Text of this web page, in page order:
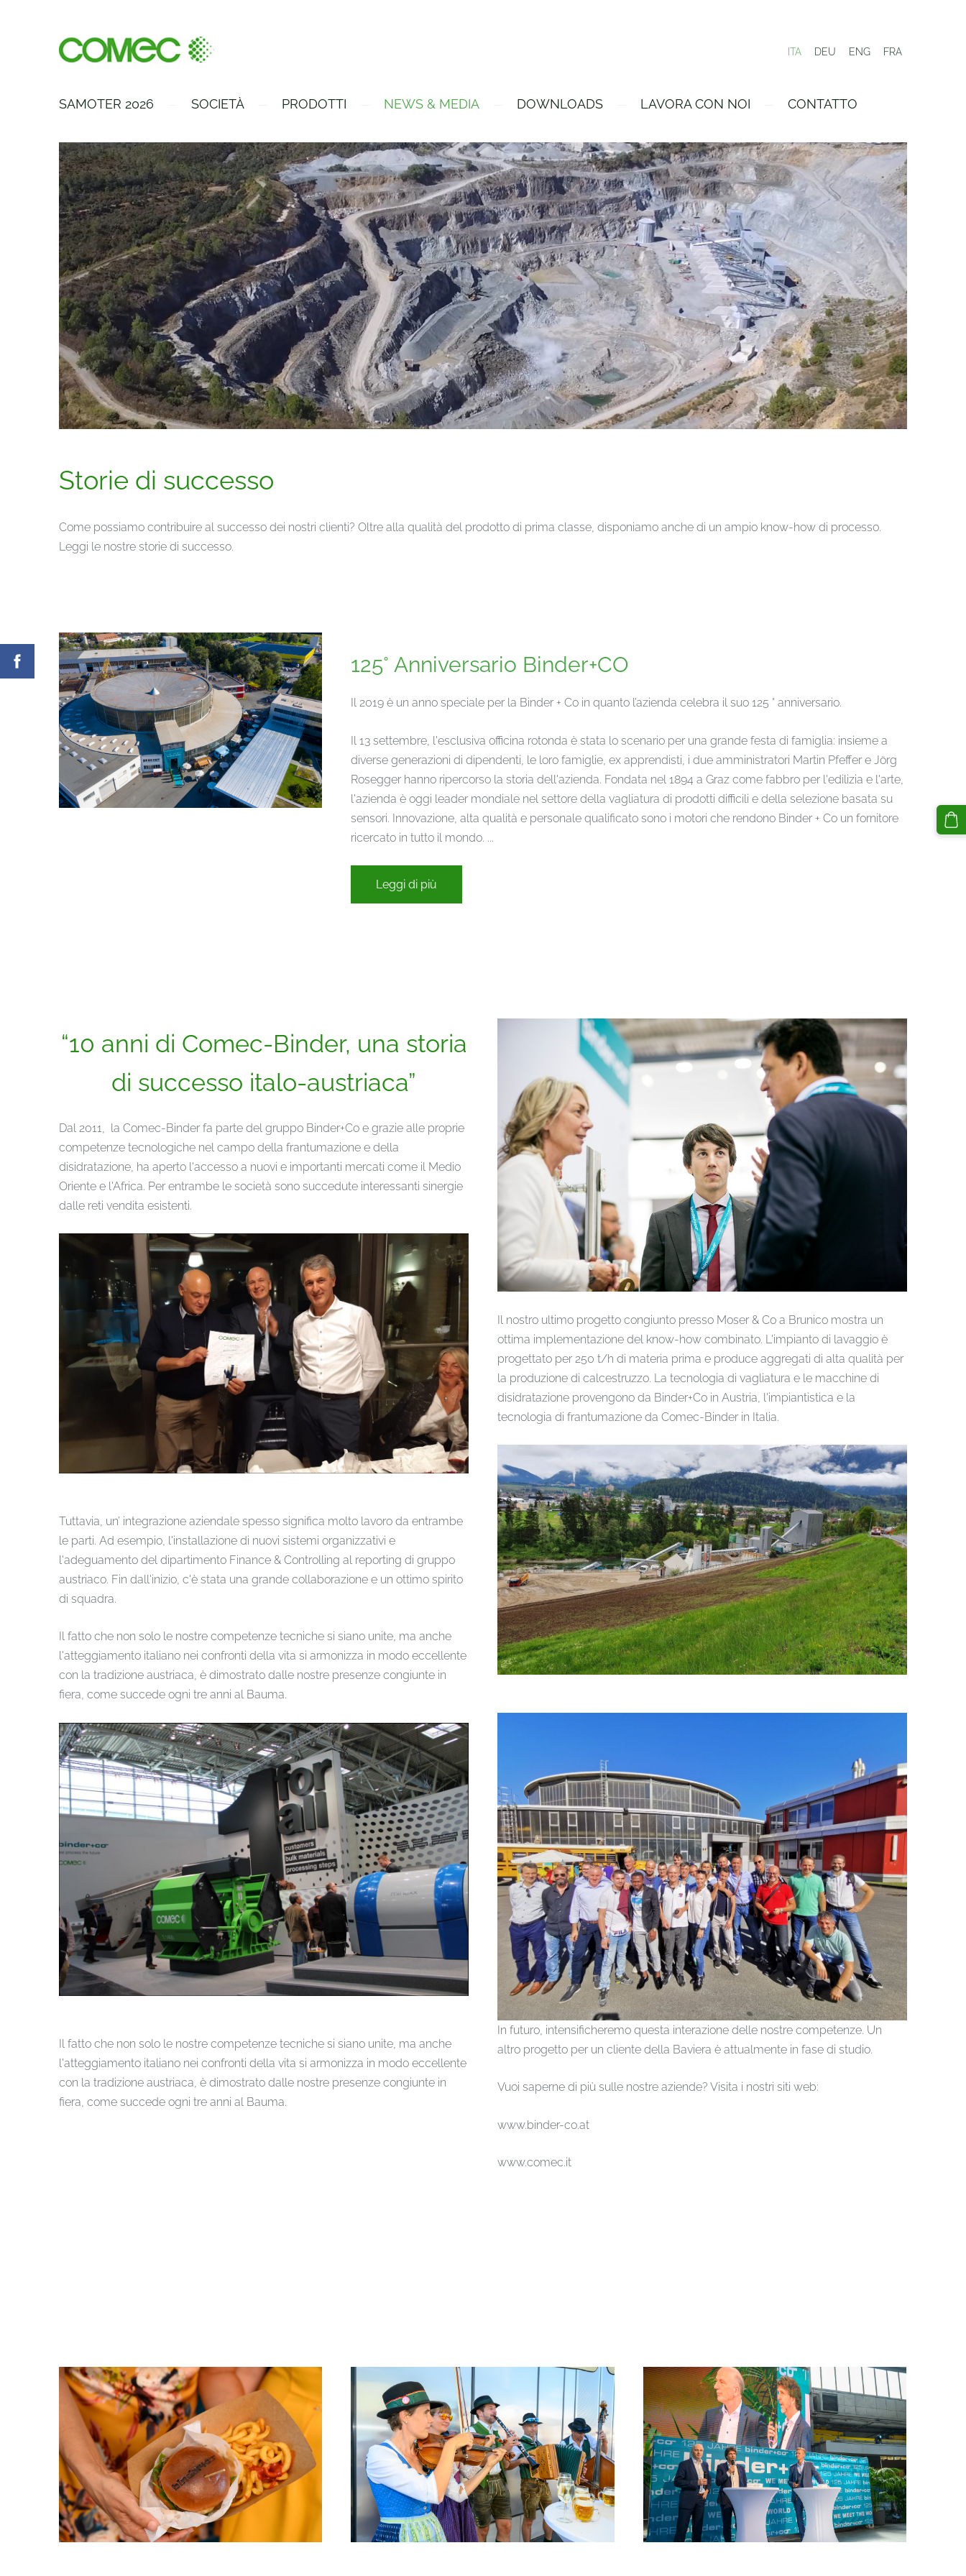
SAMOTER 2026 SOCIETÀ PRODOTTI NEWS & MEDIA DOWNLOADS LAVORA CON NOI CONTATTO
ITA DEU ENG FRA
Storie di successo
Come possiamo contribuire al successo dei nostri clienti? Oltre alla qualità del prodotto di prima classe, disponiamo anche di un ampio know-how di processo.
Leggi le nostre storie di successo.
125° Anniversario Binder+CO
Il 2019 è un anno speciale per la Binder + Co in quanto l’azienda celebra il suo 125 ° anniversario.
Il 13 settembre, l'esclusiva officina rotonda è stata lo scenario per una grande festa di famiglia: insieme a
diverse generazioni di dipendenti, le loro famiglie, ex apprendisti, i due amministratori Martin Pfeffer e Jörg
Rosegger hanno ripercorso la storia dell'azienda. Fondata nel 1894 a Graz come fabbro per l'edilizia e l'arte,
l'azienda è oggi leader mondiale nel settore della vagliatura di prodotti difficili e della selezione basata su
sensori. Innovazione, alta qualità e personale qualificato sono i motori che rendono Binder + Co un fornitore
ricercato in tutto il mondo. ...
Leggi di più
“10 anni di Comec-Binder, una storia
di successo italo-austriaca”
Dal 2011, la Comec-Binder fa parte del gruppo Binder+Co e grazie alle proprie
competenze tecnologiche nel campo della frantumazione e della
disidratazione, ha aperto l'accesso a nuovi e importanti mercati come il Medio
Oriente e l'Africa. Per entrambe le società sono succedute interessanti sinergie
dalle reti vendita esistenti.
Tuttavia, un’ integrazione aziendale spesso significa molto lavoro da entrambe
le parti. Ad esempio, l'installazione di nuovi sistemi organizzativi e
l'adeguamento del dipartimento Finance & Controlling al reporting di gruppo
austriaco. Fin dall'inizio, c'è stata una grande collaborazione e un ottimo spirito
di squadra.
Il fatto che non solo le nostre competenze tecniche si siano unite, ma anche
l'atteggiamento italiano nei confronti della vita si armonizza in modo eccellente
con la tradizione austriaca, è dimostrato dalle nostre presenze congiunte in
fiera, come succede ogni tre anni al Bauma.
Il fatto che non solo le nostre competenze tecniche si siano unite, ma anche
l'atteggiamento italiano nei confronti della vita si armonizza in modo eccellente
con la tradizione austriaca, è dimostrato dalle nostre presenze congiunte in
fiera, come succede ogni tre anni al Bauma.
Il nostro ultimo progetto congiunto presso Moser & Co a Brunico mostra un
ottima implementazione del know-how combinato. L'impianto di lavaggio è
progettato per 250 t/h di materia prima e produce aggregati di alta qualità per
la produzione di calcestruzzo. La tecnologia di vagliatura e le macchine di
disidratazione provengono da Binder+Co in Austria, l'impiantistica e la
tecnologia di frantumazione da Comec-Binder in Italia.
In futuro, intensificheremo questa interazione delle nostre competenze. Un
altro progetto per un cliente della Baviera è attualmente in fase di studio.
Vuoi saperne di più sulle nostre aziende? Visita i nostri siti web:
www.binder-co.at
www.comec.it